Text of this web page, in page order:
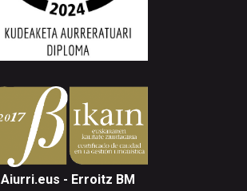
Aiurri.eus - Erroitz BM